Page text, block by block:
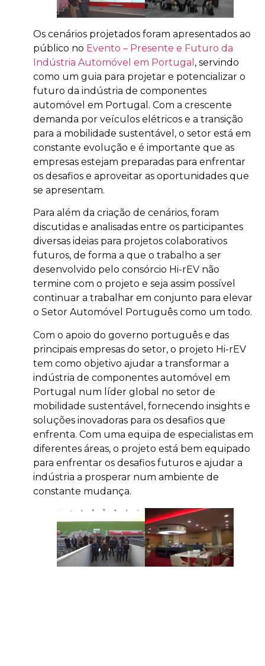
Os cenários projetados foram apresentados ao
público no Evento – Presente e Futuro da
Indústria Automóvel em Portugal , servindo
como um guia para projetar e potencializar o
futuro da indústria de componentes
automóvel em Portugal. Com a crescente
demanda por veículos elétricos e a transição
para a mobilidade sustentável, o setor está em
constante evolução e é importante que as
empresas estejam preparadas para enfrentar
os desafios e aproveitar as oportunidades que
se apresentam.
Para além da criação de cenários, foram
discutidas e analisadas entre os participantes
diversas ideias para projetos colaborativos
futuros, de forma a que o trabalho a ser
desenvolvido pelo consórcio Hi-rEV não
termine com o projeto e seja assim possível
continuar a trabalhar em conjunto para elevar
o Setor Automóvel Português como um todo.
Com o apoio do governo português e das
principais empresas do setor, o projeto Hi-rEV
tem como objetivo ajudar a transformar a
indústria de componentes automóvel em
Portugal num líder global no setor de
mobilidade sustentável, fornecendo insights e
soluções inovadoras para os desafios que
enfrenta. Com uma equipa de especialistas em
diferentes áreas, o projeto está bem equipado
para enfrentar os desafios futuros e ajudar a
indústria a prosperar num ambiente de
constante mudança.